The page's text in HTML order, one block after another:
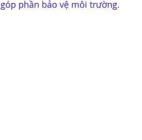
góp phần bảo vệ môi trường.